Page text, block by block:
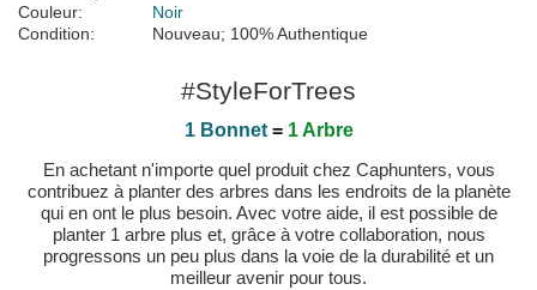
Couleur:
Noir
Condition:
Nouveau; 100% Authentique
#StyleForTrees
1 Bonnet= 1 Arbre
En achetant n'importe quel produit chez Caphunters, vous
contribuez à planter des arbres dans les endroits de la planète
qui en ont le plus besoin. Avec votre aide, il est possible de
planter 1 arbre plus et, grâce à votre collaboration, nous
progressons un peu plus dans la voie de la durabilité et un
meilleur avenir pour tous.